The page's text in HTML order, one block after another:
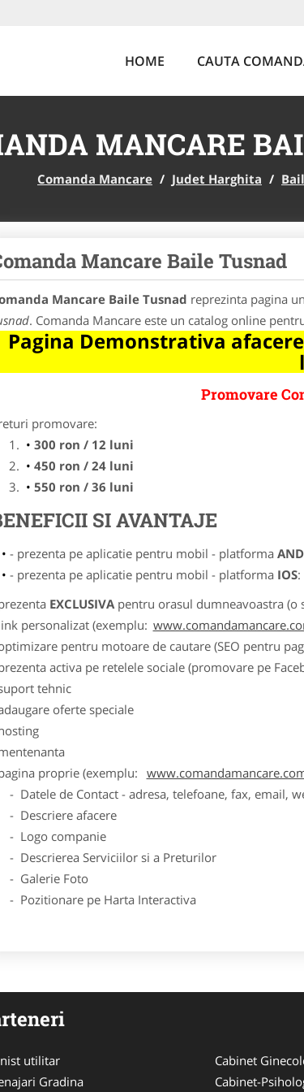
HOME CAUTA
MANCARE
Comanda Mancare / Judet Harghita /
Mancare Baile Tusnad
Mancare Baile Tusnad reprezinta pagina
. Comanda Mancare este un catalog online
Pagina Demonstrativa
Promovare
promovare:
300 ron / 12 luni
450 ron / 24 luni
550 ron / 36 luni
SI AVANTAJE
- prezenta pe aplicatie pentru mobil - platforma
- prezenta pe aplicatie pentru mobil - platforma IOS:
EXCLUSIVApentru orasul dumneavoastra (o
personalizat (exemplu:
pentru motoare de cautare (SEO pentru
activa pe retelele sociale (promovare pe
tehnic
oferte speciale
proprie (exemplu:
Datele de Contact - adresa, telefoane, fax, email,
Descriere afacere
Logo companie
Descrierea Serviciilor si a Preturilor
Galerie Foto
Pozitionare pe Harta Interactiva
utilitar
Gradina
Cabinet
Cabinet-